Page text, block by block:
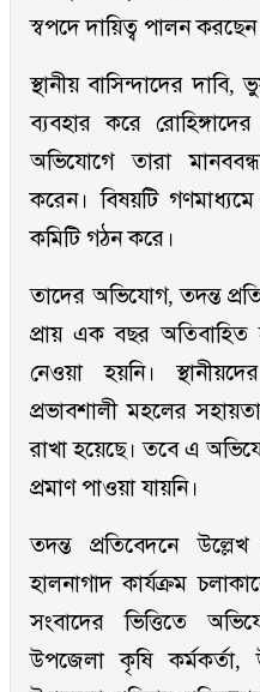
স্বপদে দায়িত্ব পালন
স্থানীয় বাসিন্দাদের
ব্যবহার করে
অভিযোগে তারা
করেন। বিষয়টি
কমিটি গঠন করে।
তাদের অভিযোগ, তদন্ত
প্রায় এক বছর অতিবাহিত
নেওয়া হয়নি।
প্রভাবশালী মহলের
রাখা হয়েছে। তবে এ
প্রমাণ পাওয়া যায়নি।
তদন্ত প্রতিবেদনে
হালনাগাদ কার্যক্রম
সংবাদের ভিত্তিতে
উপজেলা কৃষি